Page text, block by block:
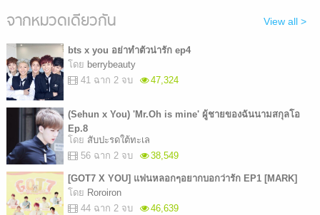
จากหมวดเดียวกัน View all >
bts x you อย่าทำตัวน่ารัก ep4
โดย berrybeauty
41 ฉาก 2 จบ
47,324
(Sehun x You) 'Mr.Oh is mine' ผู้ชายของฉันนามสกุลโอ
Ep.8
โดย สับปะรดใต้ทะเล
56 ฉาก 2 จบ
38,549
[GOT7 X YOU] แฟนหลอกๆอยากบอกว่ารัก EP1 [MARK]
โดย Roroiron
44 ฉาก 2 จบ
46,639